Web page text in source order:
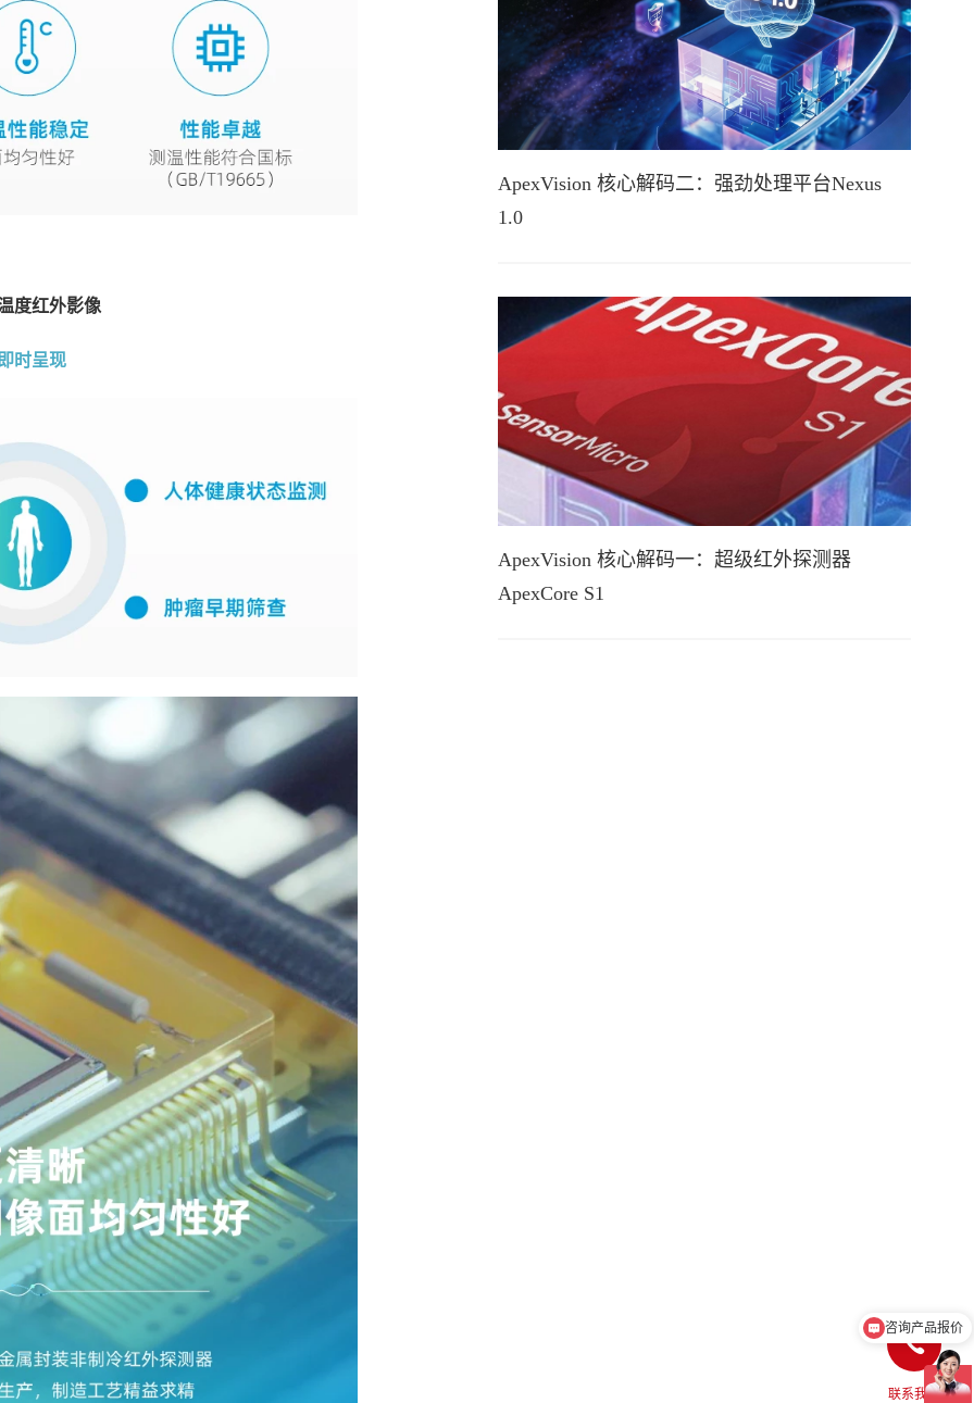
度红外影像
时呈现
ApexVision 核心解码二：强劲处理平台Nexus
1.0
ApexVision 核心解码一：超级红外探测器
ApexCore S1
联系我们
介绍下热像仪产品